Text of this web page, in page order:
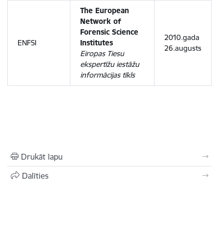
ENFSI
The European
Network of
Forensic Science
Institutes
Eiropas Tiesu
ekspertīžu iestāžu
informācijas tīkls
2010.gada
26.augusts
Drukāt lapu
Dalīties